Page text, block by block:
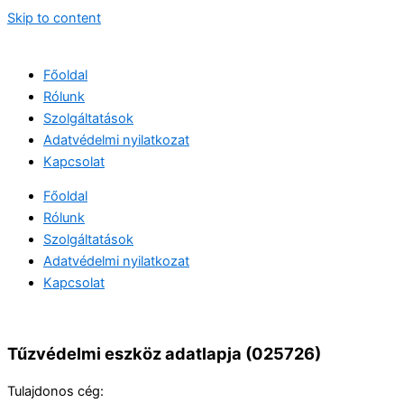
Skip to content
Főoldal
Rólunk
Szolgáltatások
Adatvédelmi nyilatkozat
Kapcsolat
Főoldal
Rólunk
Szolgáltatások
Adatvédelmi nyilatkozat
Kapcsolat
Tűzvédelmi eszköz adatlapja (025726)
Tulajdonos cég: